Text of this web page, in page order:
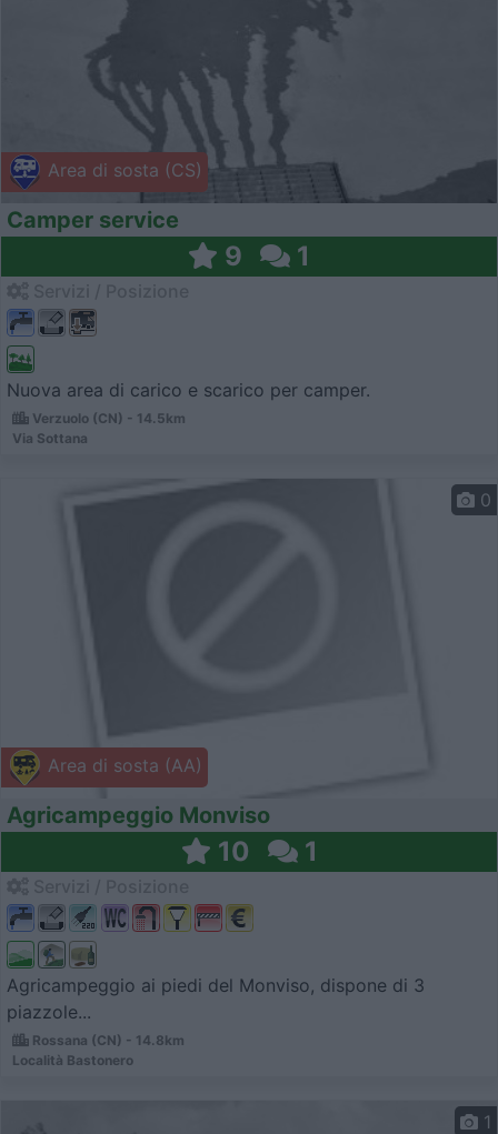
Area di sosta (CS)
Camper service
9 1
Nuova area di carico e scarico per camper.
Verzuolo (CN) - 14.5km
Via Sottana
Area di sosta (AA)
0
Agricampeggio Monviso
10 1
Agricampeggio ai piedi del Monviso, dispone di 3
piazzole...
Rossana (CN) - 14.8km
Località Bastonero
1